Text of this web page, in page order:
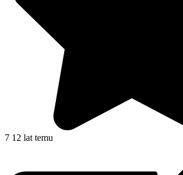
7 12 lat temu